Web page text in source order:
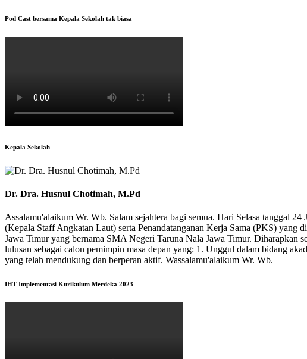
Pod Cast bersama Kepala Sekolah tak biasa
Kepala Sekolah
Dr. Dra. Husnul Chotimah, M.Pd
Assalamu'alaikum Wr. Wb. Salam sejahtera bagi semua. Hari Selasa tanggal
(Kepala Staff Angkatan Laut) serta Penandatanganan Kerja Sama (PKS)
Jawa Timur yang bernama SMA Negeri Taruna Nala Jawa Timur. Diharapkan
lulusan sebagai calon pemimpin masa depan yang: 1. Unggul dalam bidang
yang telah mendukung dan berperan aktif. Wassalamu'alaikum Wr. Wb.
IHT Implementasi Kurikulum Merdeka 2023